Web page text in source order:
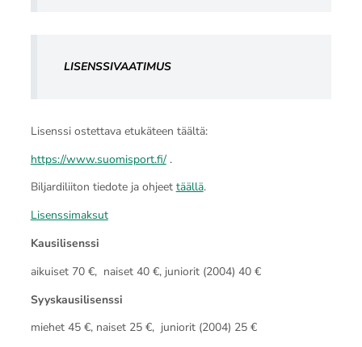
LISENSSIVAATIMUS
Lisenssi ostettava etukäteen täältä:
https://www.suomisport.fi/.
Biljardiliiton tiedote ja ohjeet täällä.
Lisenssimaksut
Kausilisenssi
aikuiset 70 €, naiset 40 €, juniorit (2004) 40 €
Syyskausilisenssi
miehet 45 €, naiset 25 €, juniorit (2004) 25 €